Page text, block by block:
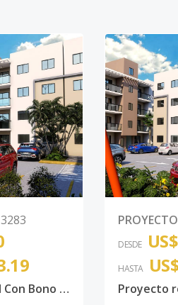
3283
Proyecto residencial Con Bono Autopista de San Isidro
PROYECTO
DESDE
HASTA